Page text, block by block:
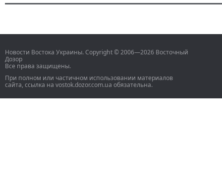
Новости Востока Украины. Copyright © 2006—2026 Восточный
Дозор
Все права защищены.
При полном или частичном использовании материалов
сайта, ссылка на vostok.dozor.com.ua обязательна.